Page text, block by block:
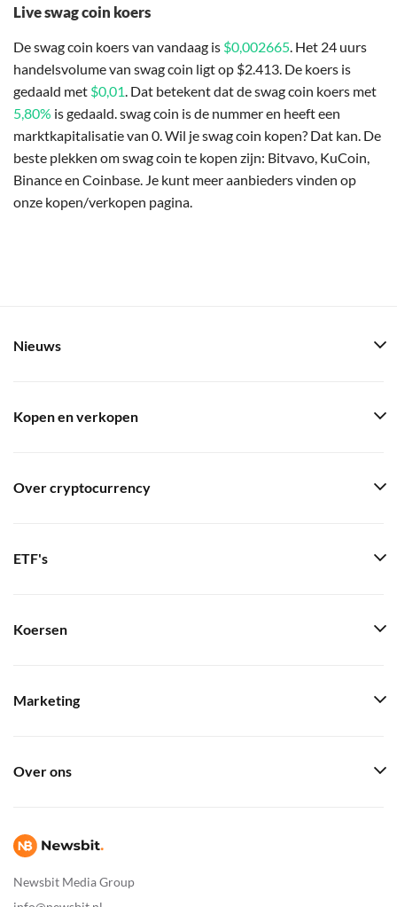
Live swag coin koers
De swag coin koers van vandaag is $0,002665. Het 24 uurs
handelsvolume van swag coin ligt op $2.413. De koers is
gedaald met $0,01. Dat betekent dat de swag coin koers met
5,80% is gedaald. swag coin is de nummer en heeft een
marktkapitalisatie van 0. Wil je swag coin kopen? Dat kan. De
beste plekken om swag coin te kopen zijn: Bitvavo, KuCoin,
Binance en Coinbase. Je kunt meer aanbieders vinden op
onze kopen/verkopen pagina.
Newsbit Media Group
Nieuws
Kopen en verkopen
Over cryptocurrency
ETF's
Koersen
Marketing
Over ons